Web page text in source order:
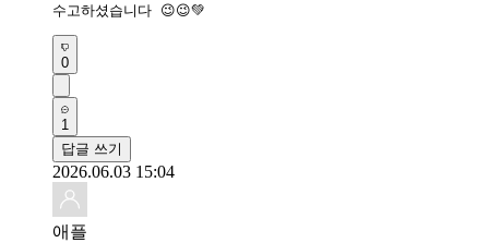
수고하셨습니다 😉😉💚
0
1
답글 쓰기
2026.06.03 15:04
애플